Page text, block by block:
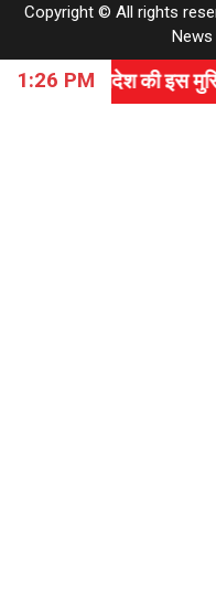
Copyright © All rights
News
1:26 PM
की इस मुस्लिम हस्ती ने कर